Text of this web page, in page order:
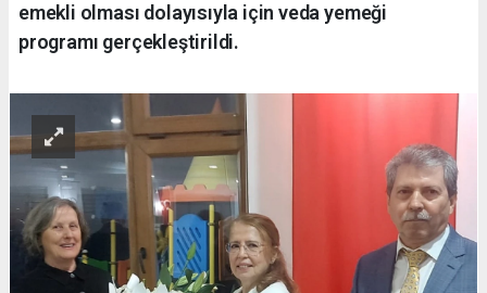
emekli olması dolayısıyla için veda yemeği
programı gerçekleştirildi.